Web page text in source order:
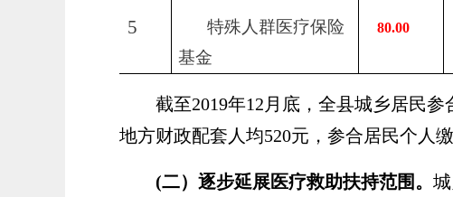
5
特殊人群医疗保险
基金
80.00
截至2019年12 月底，全县城乡居民参
地方财政配套人均520元，参合居民个人
(二）逐步延展医疗救助扶持范围。